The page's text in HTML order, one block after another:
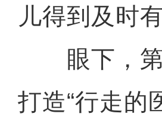
儿得到及时
眼下，第
打造“行走的